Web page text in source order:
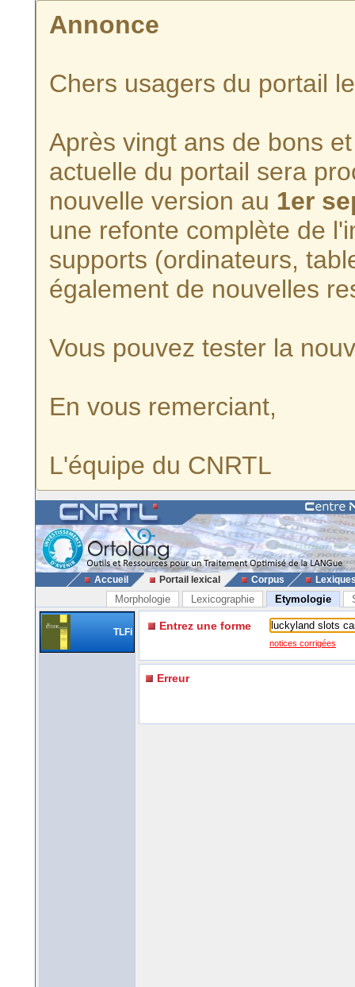
Annonce
Chers usagers du portail
Après vingt ans de bons
actuelle du portail sera
nouvelle version au 1er
une refonte complète de
supports (ordinateurs,
également de nouvelles
Vous pouvez tester la
En vous remerciant,
L'équipe du CNRTL
Accueil Portail lexical Corpus
Morphologie Lexicographie Etymologie
TLFi Entrez une forme
notices corrigées
Erreur